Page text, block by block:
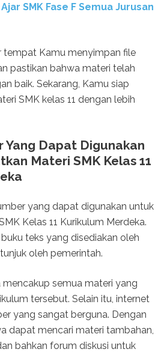
SMK Fase F Semua Jurusan
tempat Kamu menyimpan file
pastikan bahwa materi telah
baik. Sekarang, Kamu siap
SMK kelas 11 dengan lebih
Yang Dapat Digunakan
Materi SMK Kelas 11
yang dapat digunakan untuk
Kelas 11 Kurikulum Merdeka.
teks yang disediakan oleh
oleh pemerintah.
mencakup semua materi yang
tersebut. Selain itu, internet
yang sangat berguna. Dengan
dapat mencari materi tambahan,
bahkan forum diskusi untuk